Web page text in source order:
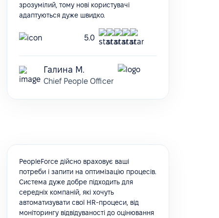
зрозумілий, тому нові користувачі
адаптуються дуже швидко.
5.0
Галина М.
Chief People Officer
PeopleForce дійсно враховує ваші
потреби і запити на оптимізацію процесів.
Система дуже добре підходить для
середніх компаній, які хочуть
автоматизувати свої HR-процеси, від
моніторингу відвідуваності до оцінювання